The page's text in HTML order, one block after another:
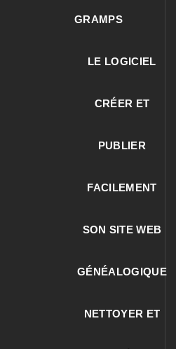
GRAMPS
LE LOGICIEL
CRÉER ET
PUBLIER
FACILEMENT
SON SITE WEB
GÉNÉALOGIQUE
NETTOYER ET